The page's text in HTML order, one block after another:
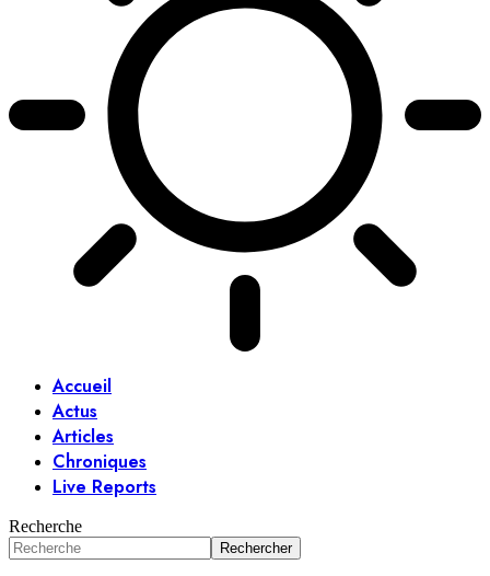
Accueil
Actus
Articles
Chroniques
Live Reports
Recherche